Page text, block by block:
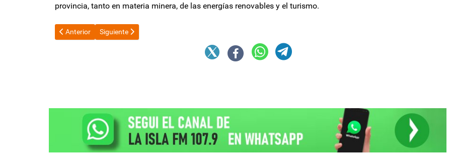
provincia, tanto en materia minera, de las energías renovables y el turismo.
Artículo anterior: El Senado trata la ley de financiamiento universitario, que también sería vetada por Javier Milei
Anterior Artículo siguiente: En cuánto queda la jubilación mínima luego del veto de Javier Milei a la reforma de la Ley de
Siguiente